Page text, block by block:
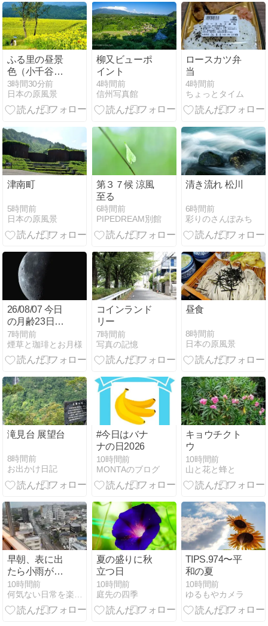
F2.8）II
ふる里の昼景
色（小千谷
市）
3時間30分前
日本の原風景
柳又ビューポ
イント
4時間前
信州写真館
ロースカツ弁
当
4時間前
ちょっとタイム
津南町
5時間前
日本の原風景
第３７候 涼風
至る
6時間前
PIPEDREAM別館
清き流れ 松川
6時間前
彩りのさんぽみち
26/08/07 今日
の月齢23日目
のお月様は
S50くんと
BLANCAくん
7時間前
煙草と珈琲とお月様
コインランド
リー
7時間前
写真の記憶
昼食
8時間前
日本の原風景
滝見台 展望台
8時間前
お出かけ日記
#今日はバナ
ナの日2026
10時間前
MONTAのブログ
キョウチクト
ウ
10時間前
山と花と蜂と
早朝、表に出
たら小雨が降
っていたので
10時間前
夏の盛りに秋
立つ日
10時間前
庭先の四季
TIPS.974〜平
和の夏
10時間前
ゆるもやカメラ